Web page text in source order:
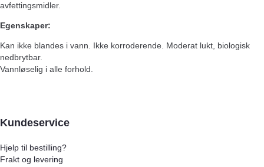
avfettingsmidler.
Egenskaper:
Kan ikke blandes i vann. Ikke korroderende. Moderat lukt, biologisk
nedbrytbar.
Vannløselig i alle forhold.
Kundeservice
Hjelp til bestilling?
Frakt og levering